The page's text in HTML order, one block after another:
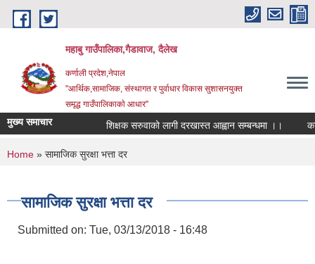
Skip to main content
महाबु गाउँपालिका,गैडावाज, दैलेख
कर्णाली प्रदेश,नेपाल
"आर्थिक,सामाजिक, संस्थागत र पुर्वाधार विकास सुशासनयुक्त
समृद्ध गाउँपालिकाकाे आधार"
मुख्य समाचार शिक्षक सरुवाको लागी दरखास्त आह्वान सम्बन्धमा ।।
You are here
Home » सामाजिक सुरक्षा भत्ता दर
सामाजिक सुरक्षा भत्ता दर
Submitted on: Tue, 03/13/2018 - 16:48